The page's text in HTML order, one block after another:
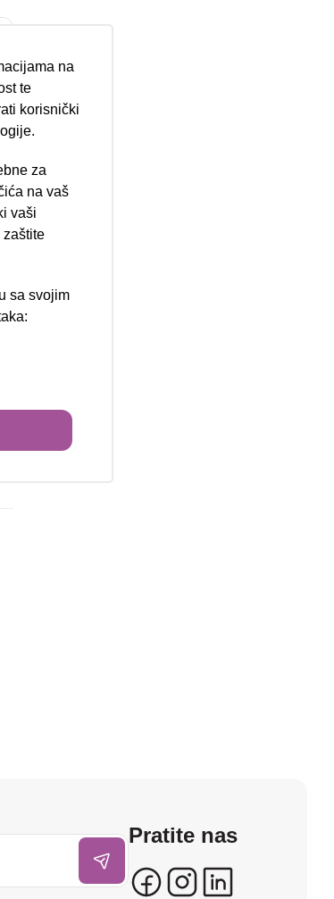
Pratite nas
Resnik
na
te
korisnički
za
na vaš
vaši
zaštite
sa svojim